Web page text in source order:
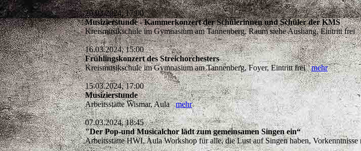
20.03.2024, 17:00
Musizierstunde - Kammerkonzert der Schülerinnen und Schüler der KMS
Kreismusikschule im Gymnasium am Tannenberg, Raum siehe Aushang, Eintritt frei
16.03.2024, 15:00
Frühlingskonzert des Streichorchesters
Kreismusikschule im Gymnasium am Tannenberg, Foyer, Eintritt freimehr
15.03.2024, 17:00
Musizierstunde
Arbeitsstätte Wismar, Aulamehr
07.03.2024, 18:45
"Der Pop-und Musicalchor lädt zum gemeinsamen Singen ein“
Arbeitsstätte HWI, Aula Workshop für alle, die Lust auf Singen haben,